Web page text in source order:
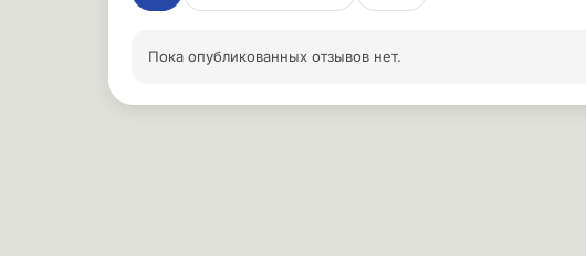
Пока опубликованных отзывов нет.